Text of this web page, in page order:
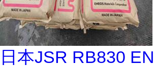
日本JSR RB830